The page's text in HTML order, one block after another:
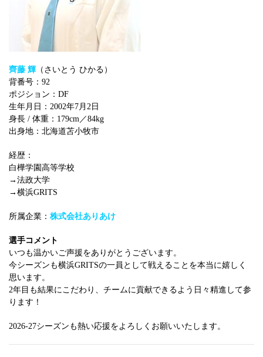
齊藤 輝 （さいとう ひかる）
背番号：92
ポジション：DF
生年月日：2002年7月2日
身長 / 体重：179cm／84kg
出身地：北海道苫小牧市
経歴：
白樺学園高等学校
→法政大学
→横浜GRITS
所属企業： 株式会社ありあけ
選手コメント
いつも温かいご声援をありがとうございます。
今シーズンも横浜GRITSの一員として戦えることを本当に嬉しく
思います。
2年目も結果にこだわり、チームに貢献できるよう日々精進して参
ります！
2026-27シーズンも熱い応援をよろしくお願いいたします。